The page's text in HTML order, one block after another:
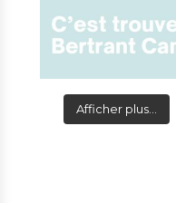
Afficher plus...